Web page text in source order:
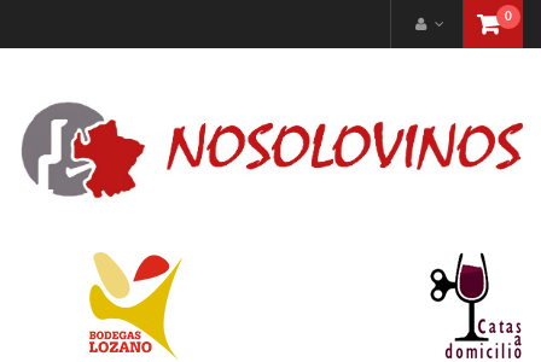
0
Navegación